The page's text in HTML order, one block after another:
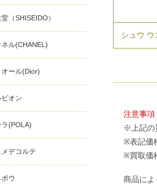
シュウ
注意事項
※上記の
※表記価
※買取価
商品によ
（SHISEIDO）
ネル(CHANEL)
オール(Dior)
ビオン
ラ(POLA)
メデコルテ
ウ